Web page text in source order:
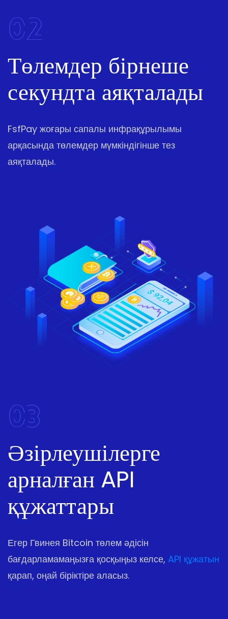
02
Төлемдер бірнеше
секундта аяқталады
FsfPay жоғары сапалы инфрақұрылымы
арқасында төлемдер мүмкіндігінше тез
аяқталады.
03
Әзірлеушілерге
арналған API
құжаттары
Егер Гвинея Bitcoin төлем әдісін
бағдарламамаңызға қосқыңыз келсе, API құжатын
қарап, оңай біріктіре аласыз.